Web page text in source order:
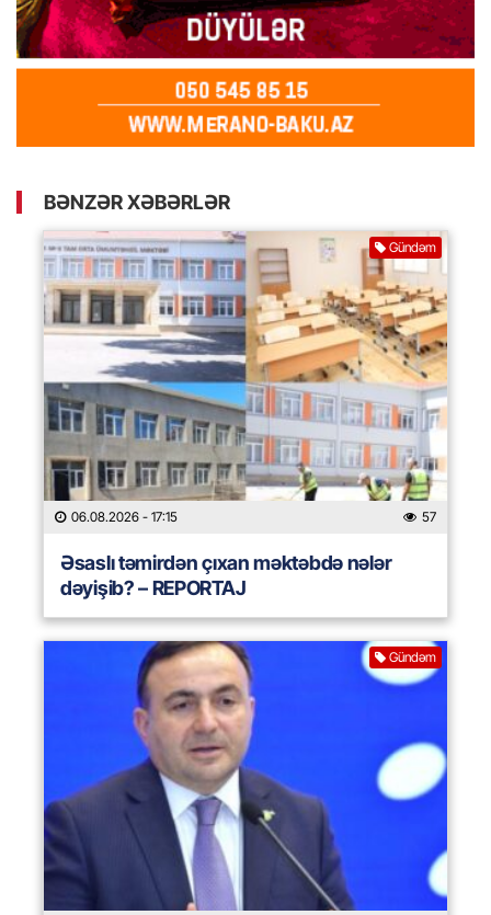
BƏNZƏR XƏBƏRLƏR
Gündəm
06.08.2026 - 17:15 57
Əsaslı təmirdən çıxan məktəbdə nələr
dəyişib? – REPORTAJ
Gündəm